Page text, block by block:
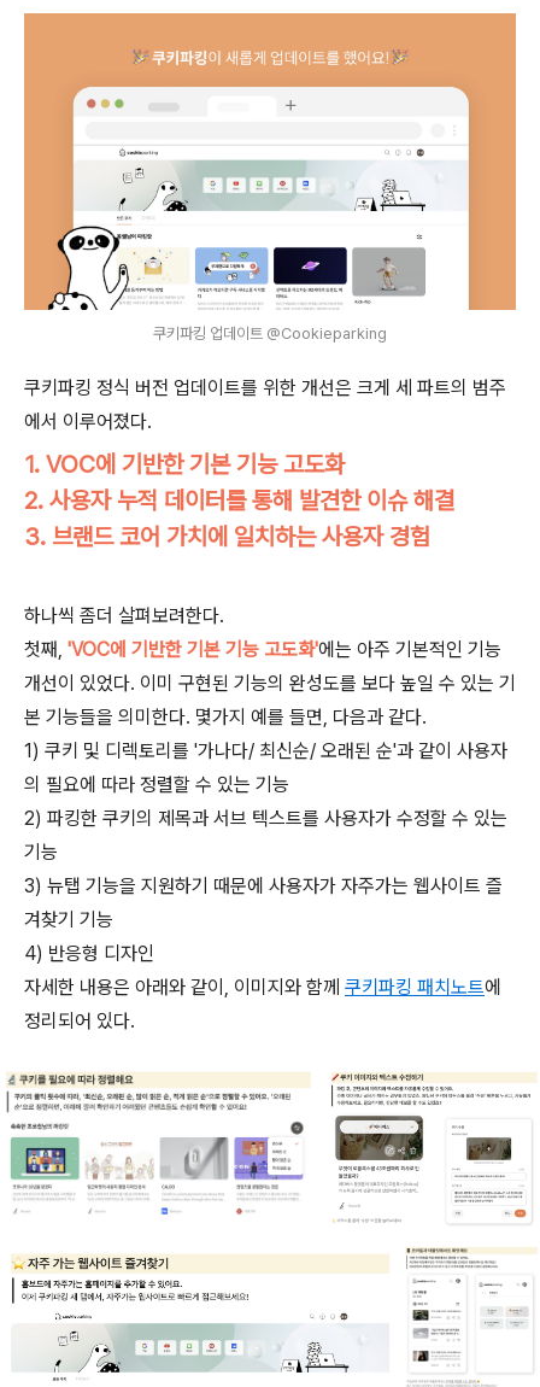
쿠키파킹 업데이트 @Cookieparking
쿠키파킹 정식 버전 업데이트를 위한 개선은 크게 세 파트의 범주
에서 이루어졌다.
1. VOC에 기반한 기본 기능 고도화
2. 사용자 누적 데이터를 통해 발견한 이슈 해결
3. 브랜드 코어 가치에 일치하는 사용자 경험
하나씩 좀더 살펴보려한다.
첫째, 'VOC에 기반한 기본 기능 고도화'에는 아주 기본적인 기능
개선이 있었다. 이미 구현된 기능의 완성도를 보다 높일 수 있는 기
본 기능들을 의미한다. 몇가지 예를 들면, 다음과 같다.
1) 쿠키 및 디렉토리를 '가나다/ 최신순/ 오래된 순'과 같이 사용자
의 필요에 따라 정렬할 수 있는 기능
2) 파킹한 쿠키의 제목과 서브 텍스트를 사용자가 수정할 수 있는
기능
3) 뉴탭 기능을 지원하기 때문에 사용자가 자주가는 웹사이트 즐
겨찾기 기능
4) 반응형 디자인
자세한 내용은 아래와 같이, 이미지와 함께 쿠키파킹 패치노트에
정리되어 있다.